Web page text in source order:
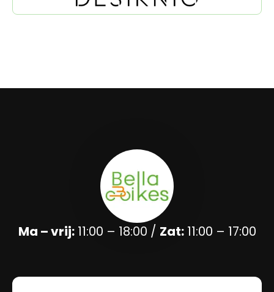
Ma – vrij:11:00 – 18:00 / Zat:11:00 – 17:00